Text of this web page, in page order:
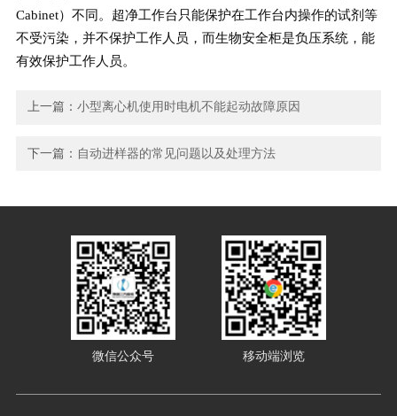
Cabinet）不同。超净工作台只能保护在工作台内操作的试剂等
不受污染，并不保护工作人员，而生物安全柜是负压系统，能
有效保护工作人员。
上一篇：小型离心机使用时电机不能起动故障原因
下一篇： 自动进样器的常见问题以及处理方法
微信公众号 移动端浏览